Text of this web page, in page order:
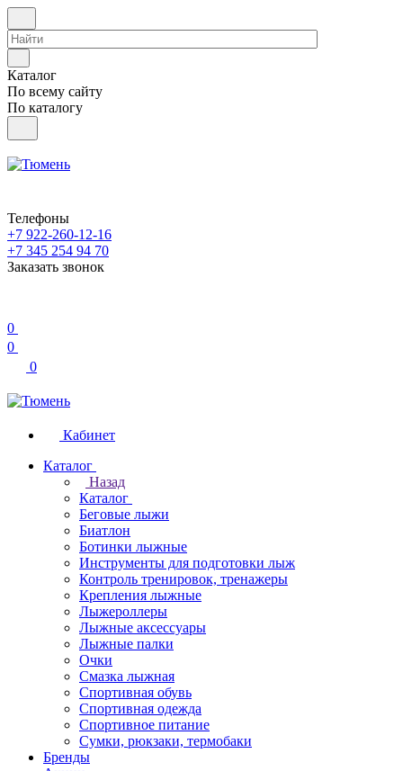
Каталог
По всему сайту
По каталогу
Телефоны
+7 922-260-12-16
+7 345 254 94 70
Заказать звонок
0
0
0
Кабинет
Каталог
Назад
Каталог
Беговые лыжи
Биатлон
Ботинки лыжные
Инструменты для подготовки лыж
Контроль тренировок, тренажеры
Крепления лыжные
Лыжероллеры
Лыжные аксессуары
Лыжные палки
Очки
Смазка лыжная
Спортивная обувь
Спортивная одежда
Спортивное питание
Сумки, рюкзаки, термобаки
Бренды